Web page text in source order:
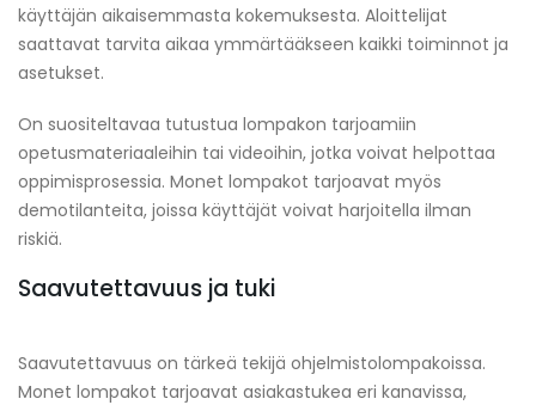
käyttäjän aikaisemmasta kokemuksesta. Aloittelijat
saattavat tarvita aikaa ymmärtääkseen kaikki toiminnot ja
asetukset.
On suositeltavaa tutustua lompakon tarjoamiin
opetusmateriaaleihin tai videoihin, jotka voivat helpottaa
oppimisprosessia. Monet lompakot tarjoavat myös
demotilanteita, joissa käyttäjät voivat harjoitella ilman
riskiä.
Saavutettavuus ja tuki
Saavutettavuus on tärkeä tekijä ohjelmistolompakoissa.
Monet lompakot tarjoavat asiakastukea eri kanavissa,